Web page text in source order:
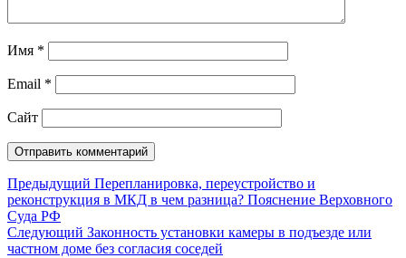
Имя *
Email *
Сайт
Навигация
по
записям
Предыдущий Предыдущий
Перепланировка, переустройство и
реконструкция в МКД в чем разница? Пояснение Верховного
Суда РФ
Следующий Следующий
Законность установки камеры в подъезде или
частном доме без согласия соседей